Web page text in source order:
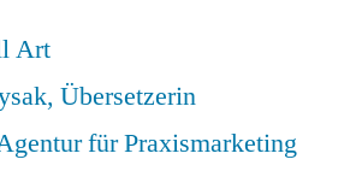
Art
Übersetzerin
für Praxismarketing